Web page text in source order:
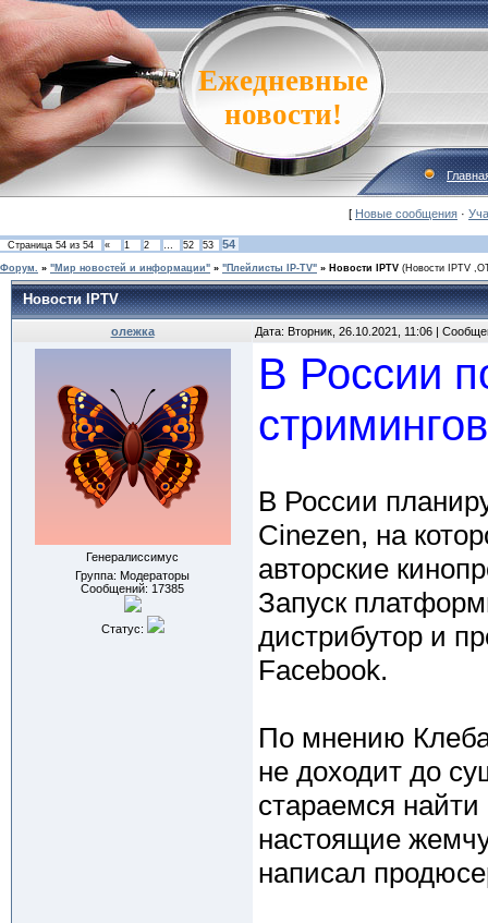
Ежедневные
новости!
[ Новые сообщения ·
Страница 54 из 54 « 1 2 … 52 53 54
Форум. » "Мир новостей и информации" » "Плейлисты IP-TV" » Новости IPTV (Новости IPTV
Новости IPTV
олежка Дата: Вторник, 26.10.2021, 11:06 |
Генералиссимус
Группа: Модераторы
Сообщений: 17385
Статус:
В России
В России
Сinezen, на
авторские
Запуск
дистрибутор и
Facebook.
По мнению
не доходит до
стараемся
настоящие
написал